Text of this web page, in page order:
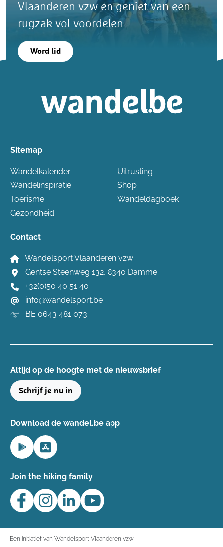
Vlaanderen vzw en geniet van een
rugzak vol voordelen
Word lid
Sitemap
Wandelkalender
Wandelinspiratie
Toerisme
Gezondheid
Uitrusting
Shop
Wandeldagboek
Contact
Wandelsport Vlaanderen vzw
Gentse Steenweg 132, 8340 Damme
+32(0)50 40 51 40
info@wandelsport.be
BE 0643 481 073
Altijd op de hoogte ​met de nieuwsbrief
Schrijf je nu in
Download de wandel.be app
Join the hiking family
Een initiatief van Wandelsport Vlaanderen vzw